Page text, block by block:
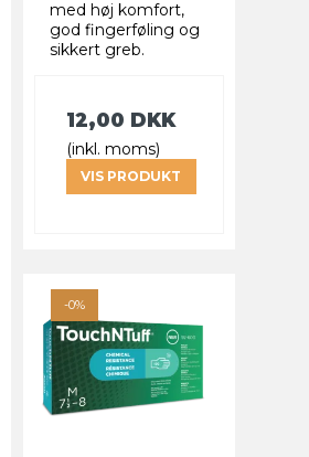
med høj komfort,
god fingerføling og
sikkert greb.
12,00 DKK
(inkl. moms)
VIS PRODUKT
-0%